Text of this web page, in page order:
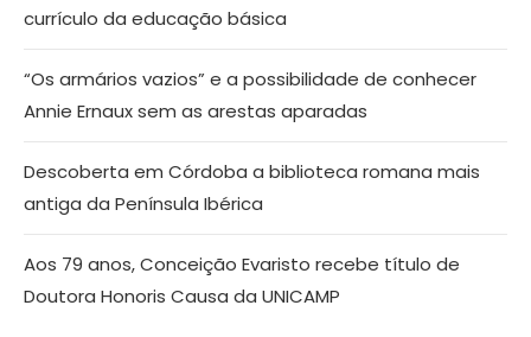
currículo da educação básica
“Os armários vazios” e a possibilidade de conhecer
Annie Ernaux sem as arestas aparadas
Descoberta em Córdoba a biblioteca romana mais
antiga da Península Ibérica
Aos 79 anos, Conceição Evaristo recebe título de
Doutora Honoris Causa da UNICAMP